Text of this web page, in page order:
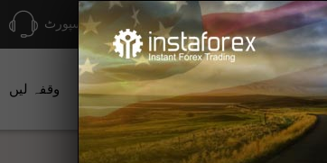
سپورٹ فوری اکاونٹ کھولیں
شراکت داروں کے
لئے
مہمات وقفہ لیں